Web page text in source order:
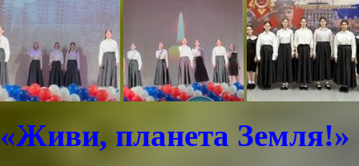
«Живи, планета Земля!»